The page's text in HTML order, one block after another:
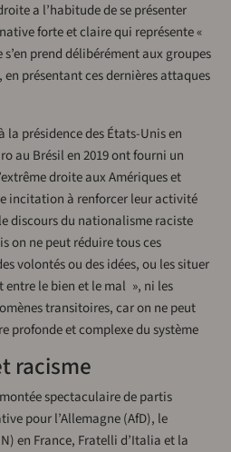
a l’habitude de se présenter
forte et claire qui représente «
prend délibérément aux groupes
présentant ces dernières attaques
la présidence des États-Unis en
au Brésil en 2019 ont fourni un
droite aux Amériques et
incitation à renforcer leur activité
discours du nationalisme raciste
on ne peut réduire tous ces
volontés ou des idées, ou les situer
entre le bien et le mal », ni les
transitoires, car on ne peut
profonde et complexe du système
racisme
spectaculaire de partis
pour l’Allemagne (AfD), le
en France, Fratelli d’Italia et la